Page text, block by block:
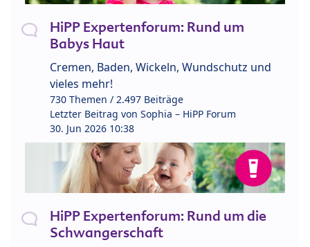
HiPP Expertenforum: Rund um
Babys Haut
Cremen, Baden, Wickeln, Wundschutz und
vieles mehr!
730 Themen / 2.497 Beiträge
Letzter Beitrag von Sophia – HiPP Forum
30. Jun 2026 10:38
HiPP Expertenforum: Rund um die
Schwangerschaft